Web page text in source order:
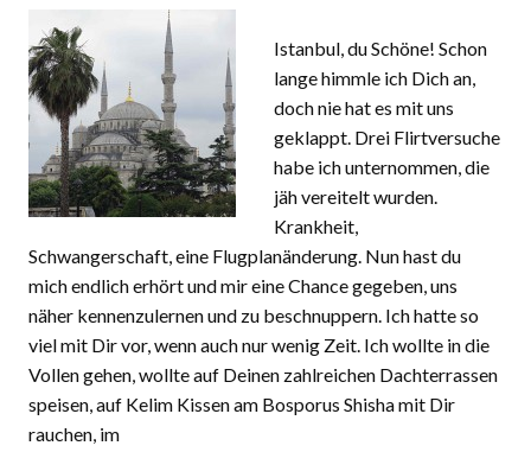
12. Juli 2014
Istanbul, du Schöne! Schon
lange himmle ich Dich an,
doch nie hat es mit uns
geklappt. Drei Flirtversuche
habe ich unternommen, die
jäh vereitelt wurden.
Krankheit,
Schwangerschaft, eine Flugplanänderung. Nun hast du
mich endlich erhört und mir eine Chance gegeben, uns
näher kennenzulernen und zu beschnuppern. Ich hatte so
viel mit Dir vor, wenn auch nur wenig Zeit. Ich wollte in die
Vollen gehen, wollte auf Deinen zahlreichen Dachterrassen
speisen, auf Kelim Kissen am Bosporus Shisha mit Dir